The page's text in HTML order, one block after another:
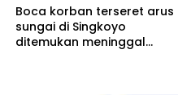
Total di Desa Huhak
Boca korban terseret arus
sungai di Singkoyo
ditemukan meninggal